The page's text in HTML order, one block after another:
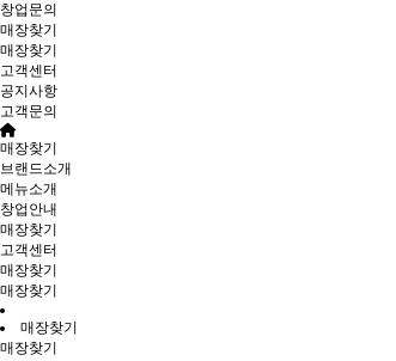
창업문의
매장찾기
매장찾기
고객센터
공지사항
고객문의
매장찾기
브랜드소개
메뉴소개
창업안내
매장찾기
고객센터
매장찾기
매장찾기
매장찾기
매장찾기